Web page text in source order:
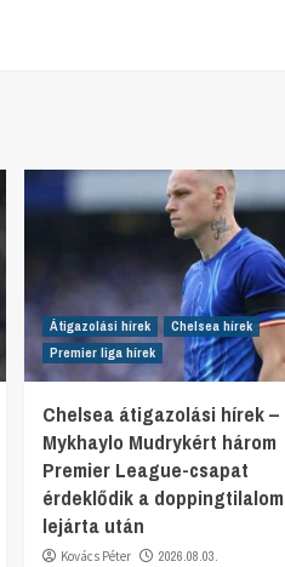
Átigazolási hírek
Chelsea hírek
Premier liga hírek
Chelsea átigazolási hírek –
Mykhaylo Mudrykért három
Premier League-csapat
érdeklődik a doppingtilalom
lejárta után
Kovács Péter 2026.08.03.